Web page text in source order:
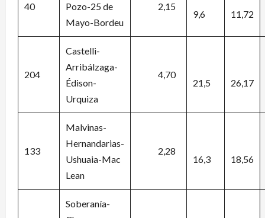
40
Pozo-25 de
Mayo-Bordeu
2,15
9,6 11,72
204
Castelli-
Arribálzaga-
Édison-
Urquiza
4,70
21,5 26,17
133
Malvinas-
Hernandarias-
Ushuaia-Mac
Lean
2,28
16,3 18,56
Soberanía-